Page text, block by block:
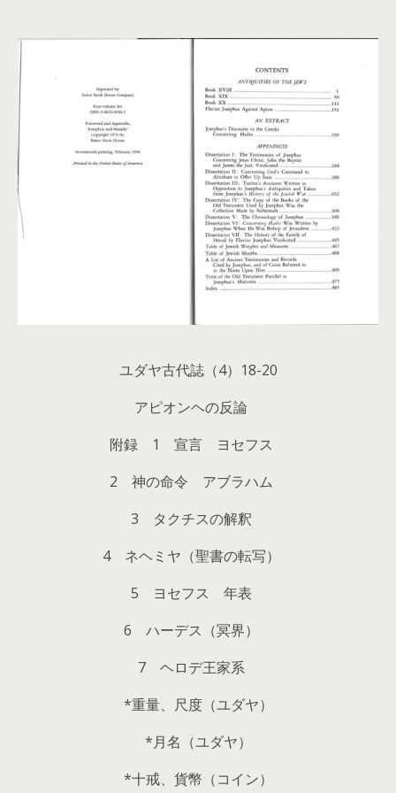
ユダヤ古代誌（4）18-20
アピオンヘの反論
附録 1 宣言 ヨセフス
2 神の命令 アブラハム
3 タクチスの解釈
4 ネヘミヤ（聖書の転写）
5 ヨセフス 年表
6 ハーデス（冥界）
7 ヘロデ王家系
*重量、尺度（ユダヤ）
*月名（ユダヤ）
*十戒、貨幣（コイン）